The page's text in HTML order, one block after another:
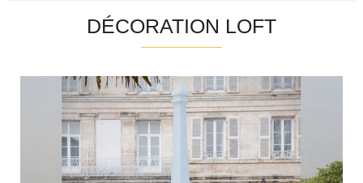
DÉCORATION LOFT